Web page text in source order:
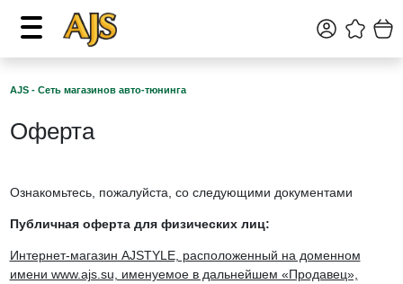
AJS - Сеть магазинов авто-тюнинга
Оферта
Ознакомьтесь, пожалуйста, со следующими документами
Публичная оферта для физических лиц:
Интернет-магазин AJSTYLE, расположенный на доменном
имени www.ajs.su, именуемое в дальнейшем «Продавец»,